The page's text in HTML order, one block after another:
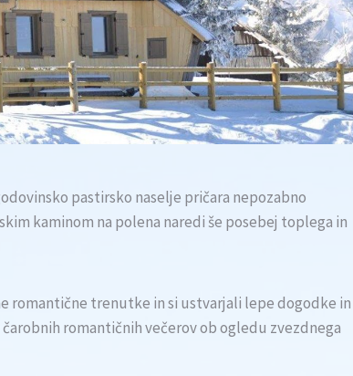
pastirsko naselje pričara nepozabno
kaminom na polena naredi še posebej toplega in
romantične trenutke in si ustvarjali lepe dogodke in
romantičnih večerov ob ogledu zvezdnega